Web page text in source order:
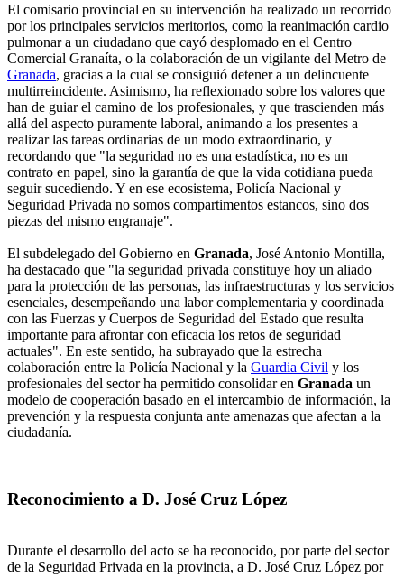
El comisario provincial en su intervención ha realizado un recorrido
por los principales servicios meritorios, como la reanimación cardio
pulmonar a un ciudadano que cayó desplomado en el Centro
Comercial Granaíta, o la colaboración de un vigilante del Metro de
Granada, gracias a la cual se consiguió detener a un delincuente
multirreincidente. Asimismo, ha reflexionado sobre los valores que
han de guiar el camino de los profesionales, y que trascienden más
allá del aspecto puramente laboral, animando a los presentes a
realizar las tareas ordinarias de un modo extraordinario, y
recordando que "la seguridad no es una estadística, no es un
contrato en papel, sino la garantía de que la vida cotidiana pueda
seguir sucediendo. Y en ese ecosistema, Policía Nacional y
Seguridad Privada no somos compartimentos estancos, sino dos
piezas del mismo engranaje".
El subdelegado del Gobierno en Granada, José Antonio Montilla,
ha destacado que "la seguridad privada constituye hoy un aliado
para la protección de las personas, las infraestructuras y los servicios
esenciales, desempeñando una labor complementaria y coordinada
con las Fuerzas y Cuerpos de Seguridad del Estado que resulta
importante para afrontar con eficacia los retos de seguridad
actuales". En este sentido, ha subrayado que la estrecha
colaboración entre la Policía Nacional y la Guardia Civil y los
profesionales del sector ha permitido consolidar en Granada un
modelo de cooperación basado en el intercambio de información, la
prevención y la respuesta conjunta ante amenazas que afectan a la
ciudadanía.
Reconocimiento a D. José Cruz López
Durante el desarrollo del acto se ha reconocido, por parte del sector
de la Seguridad Privada en la provincia, a D. José Cruz López por